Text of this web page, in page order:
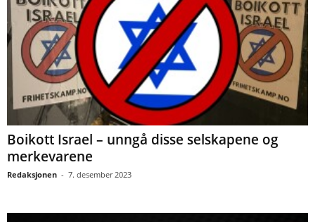
Boikott Israel – unngå disse selskapene og
merkevarene
Redaksjonen - 7. desember 2023